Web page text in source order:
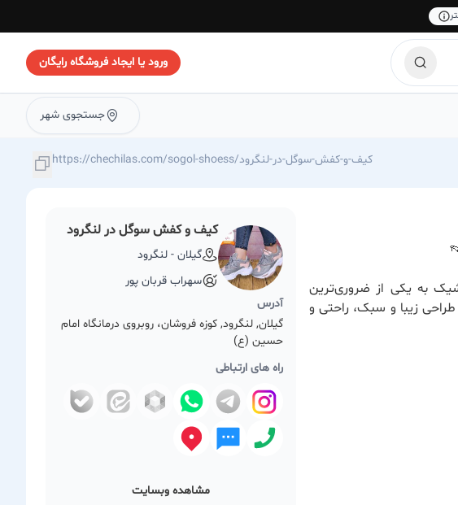
ورود یا ایجاد فروشگاه رایگان
جستجوی شهر
https://chechilas.com/sogol-shoess/کیف-و-کفش-سوگل-در-لنگرود
به یکی از ضروری‌ترین
زیبا و سبک، راحتی و
کیف و کفش سوگل در لنگرود
گیلان - لنگرود
سهراب قربان پور
آدرس
گیلان, لنگرود, کوزه فروشان، روبروی درمانگاه امام
حسین (ع)
راه های ارتباطی
مشاهده وبسایت